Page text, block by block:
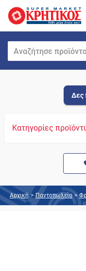
Δες
Κατηγορίες
Αρχική > Παντοπωλείο >